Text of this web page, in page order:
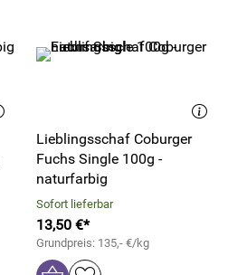
Lieblingsschaf Coburger
Fuchs Single 100g -
naturfarbig
Sofort lieferbar
13,50 €*
Grundpreis: 135,- €/kg